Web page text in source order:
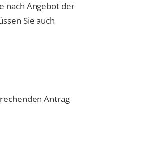
nach Angebot der
Sie auch
Antrag